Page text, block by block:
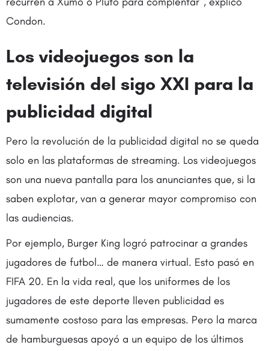
Condon.
Los videojuegos son la
televisión del sigo XXI para la
publicidad digital
Pero la revolución de la publicidad digital no se queda
solo en las plataformas de streaming. Los videojuegos
son una nueva pantalla para los anunciantes que, si la
saben explotar, van a generar mayor compromiso con
las audiencias.
Por ejemplo, Burger King logró patrocinar a grandes
jugadores de futbol… de manera virtual. Esto pasó en
FIFA 20. En la vida real, que los uniformes de los
jugadores de este deporte lleven publicidad es
sumamente costoso para las empresas. Pero la marca
de hamburguesas apoyó a un equipo de los últimos